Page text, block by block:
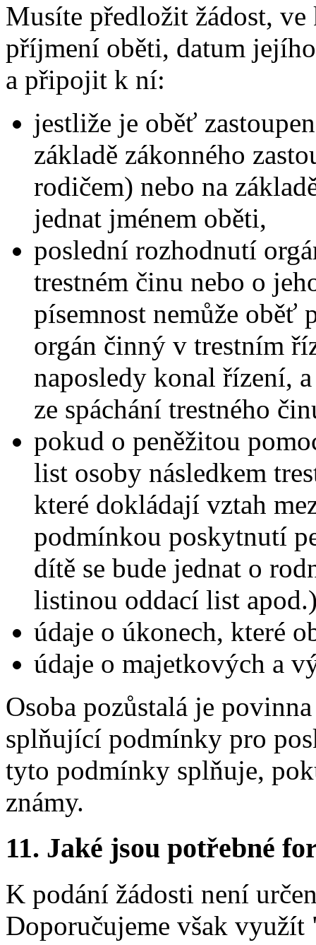
Musíte předložit žádost, ve
příjmení oběti, datum
a připojit k ní:
jestliže je oběť
základě zákonného
rodičem) nebo na
jednat jménem oběti,
poslední rozhodnutí
trestném činu nebo o
písemnost nemůže oběť
orgán činný v trestním
naposledy konal řízení,
ze spáchání trestného
pokud o peněžitou
list osoby následkem
které dokládají vztah
podmínkou poskytnutí
dítě se bude jednat o
listinou oddací list
údaje o úkonech, které
údaje o majetkových a
Osoba pozůstalá je
splňující podmínky pro
tyto podmínky splňuje,
známy.
11. Jaké jsou potřebné
K podání žádosti není
Doporučujeme však využít